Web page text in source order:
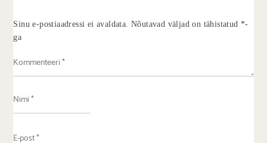
Sinu e-postiaadressi ei avaldata. Nõutavad väljad on tähistatud *-
ga